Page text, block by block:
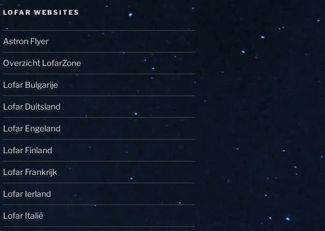
LOFAR WEBSITES
Astron Flyer
Overzicht LofarZone
Lofar Bulgarije
Lofar Duitsland
Lofar Engeland
Lofar Finland
Lofar Frankrijk
Lofar Ierland
Lofar Italië